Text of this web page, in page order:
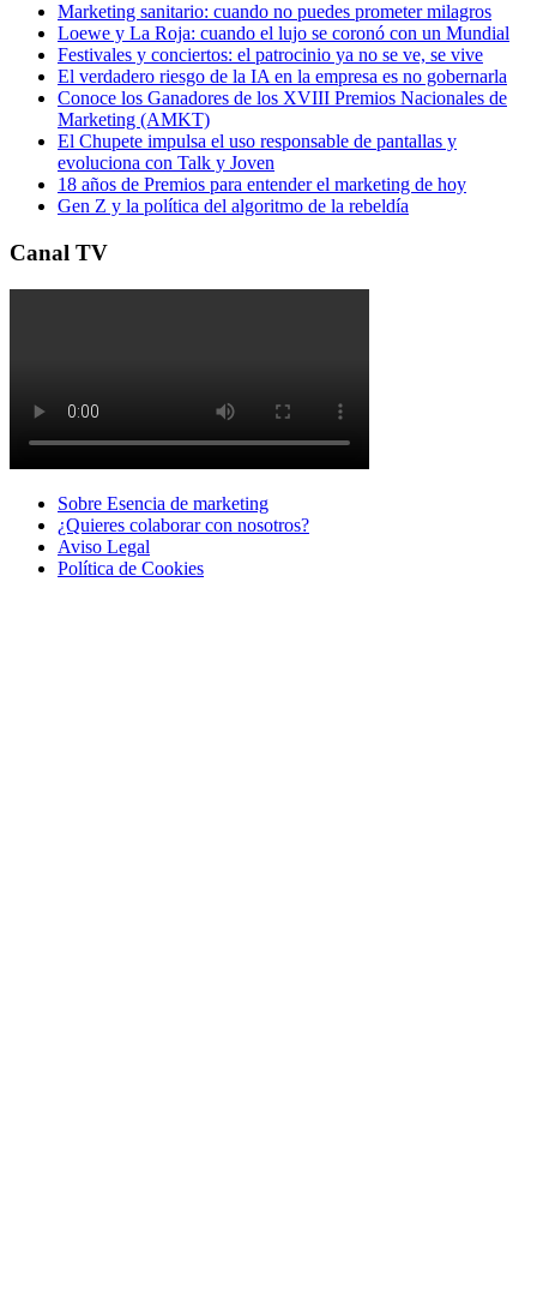
Marketing sanitario: cuando no puedes prometer milagros
Loewe y La Roja: cuando el lujo se coronó con un Mundial
Festivales y conciertos: el patrocinio ya no se ve, se vive
El verdadero riesgo de la IA en la empresa es no gobernarla
Conoce los Ganadores de los XVIII Premios Nacionales de
Marketing (AMKT)
El Chupete impulsa el uso responsable de pantallas y
evoluciona con Talk y Joven
18 años de Premios para entender el marketing de hoy
Gen Z y la política del algoritmo de la rebeldía
Canal TV
Sobre Esencia de marketing
¿Quieres colaborar con nosotros?
Aviso Legal
Polí­tica de Cookies